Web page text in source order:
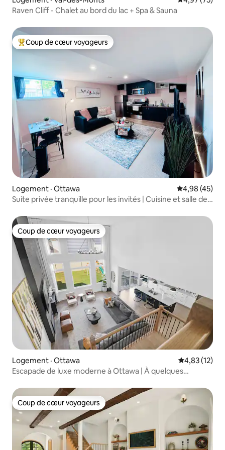
Raven Cliff - Chalet au bord du lac + Spa & Sauna
Coup de cœur voyageurs parmi les plus aimés
Coup de cœur voyageurs
Logement · Ottawa Note
4,98 (45)
Suite privée tranquille pour les invités | Cuisine et salle de
Coup de cœur voyageurs
Coup de cœur voyageurs
Logement · Ottawa Note
4,83 (12)
Escapade de luxe moderne à Ottawa | À quelques
Coup de cœur voyageurs
Coup de cœur voyageurs